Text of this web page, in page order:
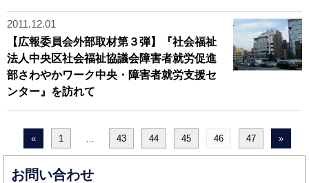
お問い合わせ
2011.12.01
【広報委員会外部取材第３弾】『社会福祉
法人中央区社会福祉協議会障害者就労促進
部さわやかワーク中央・障害者就労支援セ
ンター』を訪れて
« 1 43 44 45 46 47 »